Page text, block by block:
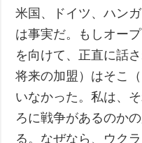
米国、ドイツ、ハン
は事実だ。もしオー
を向けて、正直に話
将来の加盟）はそこ
いなかった。私は、
ろに戦争があるのか
る。なぜなら、ウク